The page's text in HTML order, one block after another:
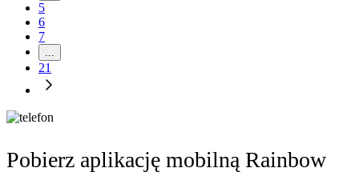
5
6
7
...
21
Pobierz aplikację mobilną Rainbow